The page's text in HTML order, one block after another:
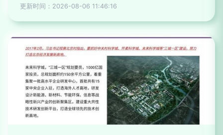
更新时间：2026-08-06 11:46:16